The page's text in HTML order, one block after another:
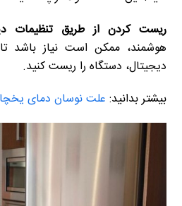
ریست کردن از طریق تنظیمات
هوشمند، ممکن است نیاز باشد
دیجیتال، دستگاه را ریست کنید.
بیشتر بدانید: علت نوسان دمای